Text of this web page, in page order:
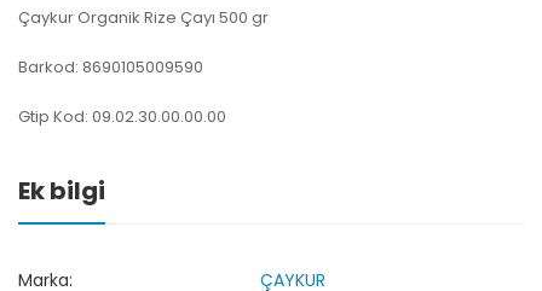
Çaykur Organik Rize Çayı 500 gr
Barkod: 8690105009590
Gtip Kod: 09.02.30.00.00.00
Ek bilgi
Marka:
ÇAYKUR